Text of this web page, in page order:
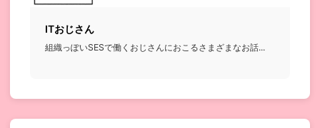
ITおじさん
組織っぽいSESで働くおじさんにおこるさまざまなお話...